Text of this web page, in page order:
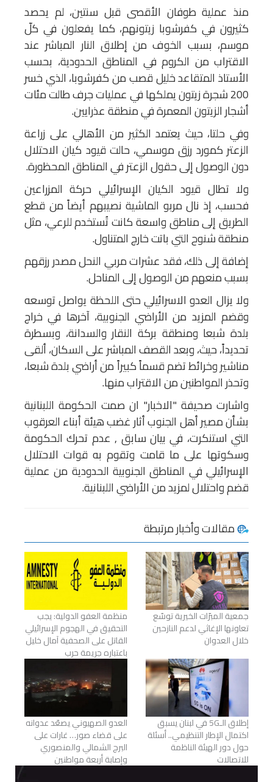
منذ عملية طوفان الأقصى قبل سنتين، لم يحصد
كثيرون في كفرشوبا زيتونهم، كما يفعلون في كلّ
موسم، بسبب الخوف من إطلاق النار المباشر عند
الاقتراب من الكروم في المناطق الحدودية، بحسب
الأستاذ المتقاعد خليل قصب من كفرشوبا، الذي خسر
200 شجرة زيتون يملكها في عمليات جرف طالت مئات
أشجار الزيتون المعمرة في منطقة عذرايين.
وفي حلتا، حيث يعتمد الكثير من الأهالي على زراعة
الزعتر كمورد رزق موسمي، حالت قيود كيان الاحتلال
دون الوصول إلى حقول الزعتر في المناطق المحظورة.
ولا تطال قيود الكيان الإسرائيلي حركة المزراعين
فحسب، إذ نال مربو الماشية نصيبهم أيضاً من قطع
الطريق إلى مناطق واسعة كانت تُستخدم للرعي، مثل
منطقة شنوح التي باتت خارج المتناول.
إضافة إلى ذلك، فقد عشرات مربي النحل مصدر رزقهم
بسبب منعهم من الوصول إلى المناحل.
ولا يزال العدو الاسرائيلي حتى اللحظة يواصل توسعه
وقضم المزيد من الأراضي الجنوبية، آخرها في خراج
بلدة شبعا ومنطقة بركة النقار والسدانة، وبسطرة
تحديداً، حيث، وبعد القصف المباشر على السكان، ألقى
مناشير وخرائط تضم قسماً كبيراً من أراضي بلدة شبعا،
وتحذر المواطنين من الاقتراب منها.
واشارت صحيفة "الاخبار" ان صمت الحكومة اللبنانية
بشأن مصير أهل الجنوب أثار غضب هيئة أبناء العرقوب
التي استنكرت، في بيان سابق , عدم تحرك الحكومة
وسكوتها على ما قامت وتقوم به قوات الاحتلال
الإسرائيلي في المناطق الجنوبية الحدودية من عملية
قضم واحتلال لمزيد من الأراضي اللبنانية.
مقالات وأخبار مرتبطة
جمعية المبرّات الخيرية توسّع
تعاونها الإغاثي لدعم النازحين
خلال العدوان
منظمة العفو الدولية: يجب
التحقيق في الهجوم الإسرائيلي
القاتل على الصحفية آمال خليل
باعتباره جريمة حرب
إطلاق الـ5G في لبنان يسبق
اكتمال الإطار التنظيمي.. أسئلة
حول دور الهيئة الناظمة
للاتصالات
العدو الصهيوني يصعّد عدوانه
على قضاء صور… غارات على
البرج الشمالي والمنصوري
وإصابة أربعة مواطنين